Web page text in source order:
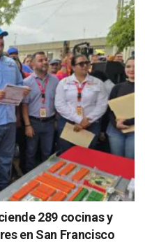
289 cocinas y
en San Francisco